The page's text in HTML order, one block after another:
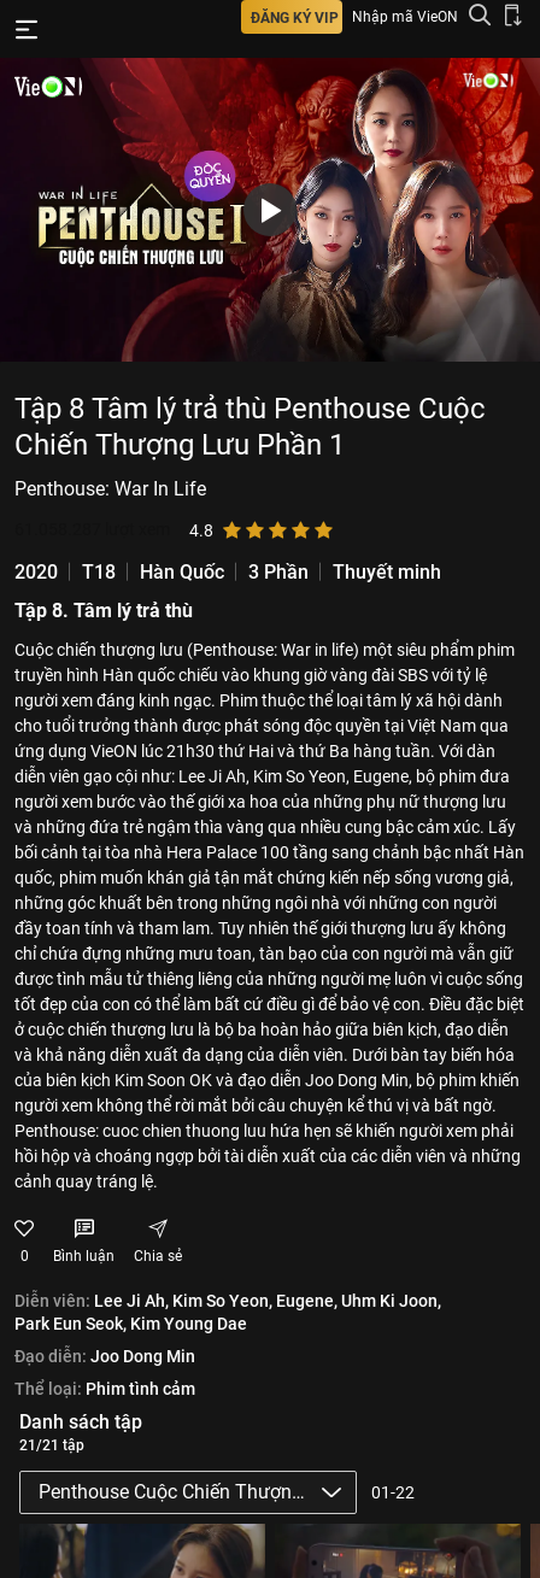
ĐĂNG KÝ VIP Nhập mã VieON
Tập 8 Tâm lý trả thù Penthouse Cuộc
Chiến Thượng Lưu Phần 1
Penthouse: War In Life
4.8
2020 T18 Hàn Quốc 3 Phần
Thuyết minh
Tập 8. Tâm lý trả thù
Cuộc chiến thượng lưu (Penthouse: War in life) một siêu phẩm phim
truyền hình Hàn quốc chiếu vào khung giờ vàng đài SBS với tỷ lệ
người xem đáng kinh ngạc. Phim thuộc thể loại tâm lý xã hội dành
cho tuổi trưởng thành được phát sóng độc quyền tại Việt Nam qua
ứng dụng VieON lúc 21h30 thứ Hai và thứ Ba hàng tuần. Với dàn
diễn viên gạo cội như: Lee Ji Ah, Kim So Yeon, Eugene, bộ phim đưa
người xem bước vào thế giới xa hoa của những phụ nữ thượng lưu
và những đứa trẻ ngậm thìa vàng qua nhiều cung bậc cảm xúc. Lấy
bối cảnh tại tòa nhà Hera Palace 100 tầng sang chảnh bậc nhất Hàn
quốc, phim muốn khán giả tận mắt chứng kiến nếp sống vương giả,
những góc khuất bên trong những ngôi nhà với những con người
đầy toan tính và tham lam. Tuy nhiên thế giới thượng lưu ấy không
chỉ chứa đựng những mưu toan, tàn bạo của con người mà vẫn giữ
được tình mẫu tử thiêng liêng của những người mẹ luôn vì cuộc sống
tốt đẹp của con có thể làm bất cứ điều gì để bảo vệ con. Điều đặc biệt
ở cuộc chiến thượng lưu là bộ ba hoàn hảo giữa biên kịch, đạo diễn
và khả năng diễn xuất đa dạng của diễn viên. Dưới bàn tay biến hóa
của biên kịch Kim Soon OK và đạo diễn Joo Dong Min, bộ phim khiến
người xem không thể rời mắt bởi câu chuyện kể thú vị và bất ngờ.
Penthouse: cuoc chien thuong luu hứa hẹn sẽ khiến người xem phải
hồi hộp và choáng ngợp bởi tài diễn xuất của các diễn viên và những
cảnh quay tráng lệ.
0 Bình luận Chia sẻ
Diễn viên: Lee Ji Ah, Kim So Yeon, Eugene,Uhm Ki Joon,
Park Eun Seok, Kim Young Dae
Đạo diễn: Joo Dong Min
Thể loại: Phim tình cảm
Danh sách tập
21/21 tập
Penthouse Cuộc Chiến Thượng Lưu - Penthouse: War In
01-22